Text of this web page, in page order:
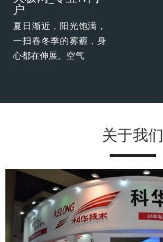
户
夏日渐近，阳光饱满，
一扫春冬季的雾霾，身
心都在伸展。空气
关于我们